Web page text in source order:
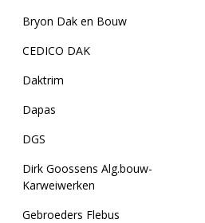
Bryon Dak en Bouw
CEDICO DAK
Daktrim
Dapas
DGS
Dirk Goossens Alg.bouw-
Karweiwerken
Gebroeders Flebus